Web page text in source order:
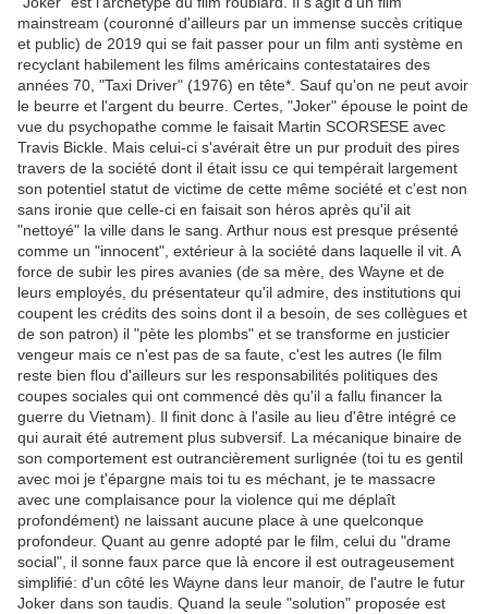
mainstream (couronné d'ailleurs par un immense succès critique
et public) de 2019 qui se fait passer pour un film anti système en
recyclant habilement les films américains contestataires des
années 70, "Taxi Driver" (1976) en tête*. Sauf qu'on ne peut avoir
le beurre et l'argent du beurre. Certes, "Joker" épouse le point de
vue du psychopathe comme le faisait Martin SCORSESE avec
Travis Bickle. Mais celui-ci s'avérait être un pur produit des pires
travers de la société dont il était issu ce qui tempérait largement
son potentiel statut de victime de cette même société et c'est non
sans ironie que celle-ci en faisait son héros après qu'il ait
"nettoyé" la ville dans le sang. Arthur nous est presque présenté
comme un "innocent", extérieur à la société dans laquelle il vit. A
force de subir les pires avanies (de sa mère, des Wayne et de
leurs employés, du présentateur qu'il admire, des institutions qui
coupent les crédits des soins dont il a besoin, de ses collègues et
de son patron) il "pète les plombs" et se transforme en justicier
vengeur mais ce n'est pas de sa faute, c'est les autres (le film
reste bien flou d'ailleurs sur les responsabilités politiques des
coupes sociales qui ont commencé dès qu'il a fallu financer la
guerre du Vietnam). Il finit donc à l'asile au lieu d'être intégré ce
qui aurait été autrement plus subversif. La mécanique binaire de
son comportement est outrancièrement surlignée (toi tu es gentil
avec moi je t'épargne mais toi tu es méchant, je te massacre
avec une complaisance pour la violence qui me déplaît
profondément) ne laissant aucune place à une quelconque
profondeur. Quant au genre adopté par le film, celui du "drame
social", il sonne faux parce que là encore il est outrageusement
simplifié: d'un côté les Wayne dans leur manoir, de l'autre le futur
Joker dans son taudis. Quand la seule "solution" proposée est